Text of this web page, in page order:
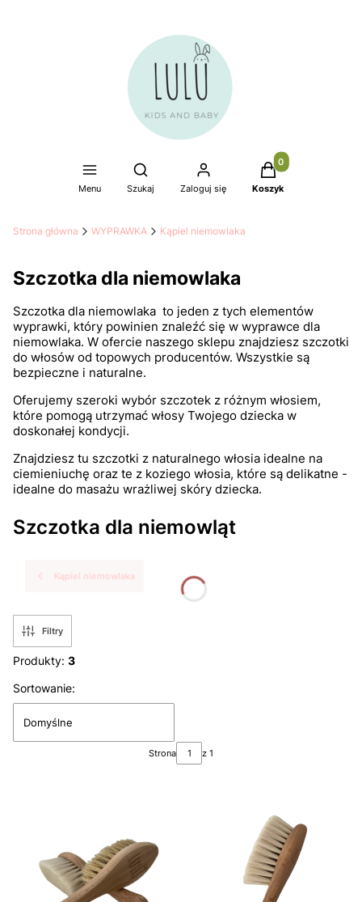
Menu
Otwórz wyszukiwarkę
Szukaj Zaloguj się
Produkty w
Koszyk
Strona główna WYPRAWKA Kąpiel niemowlaka
Szczotka dla niemowlaka
Szczotka dla niemowlaka to jeden z tych elementów
wyprawki, który powinien znaleźć się w wyprawce dla
niemowlaka. W ofercie naszego sklepu znajdziesz szczotki
do włosów od topowych producentów. Wszystkie są
bezpieczne i naturalne.
Oferujemy szeroki wybór szczotek z różnym włosiem,
które pomogą utrzymać włosy Twojego dziecka w
doskonałej kondycji.
Znajdziesz tu szczotki z naturalnego włosia idealne na
ciemieniuchę oraz te z koziego włosia, które są delikatne -
idealne do masażu wrażliwej skóry dziecka.
Szczotka dla niemowląt
Kąpiel niemowlaka
Filtry
Produkty: 3
Lista produktów
Sortowanie:
Domyślne
Strona z 1